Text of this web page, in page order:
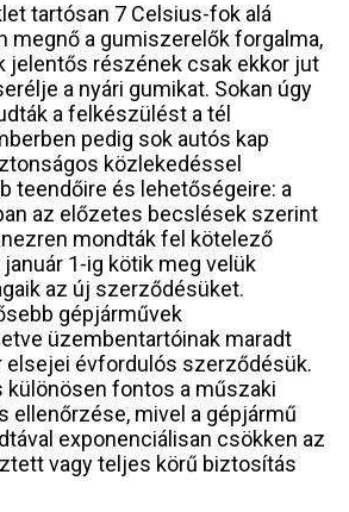
tartósan 7 Celsius-fok alá
megnő a gumiszerelők forgalma,
jelentős részének csak ekkor jut
a nyári gumikat. Sokan úgy
a felkészülést a tél
pedig sok autós kap
közlekedéssel
teendőire és lehetőségeire: a
az előzetes becslések szerint
mondták fel kötelező
1-ig kötik meg velük
az új szerződésüket.
gépjárművek
üzembentartóinak maradt
elsejei évfordulós szerződésük.
különösen fontos a műszaki
ellenőrzése, mivel a gépjármű
exponenciálisan csökken az
vagy teljes körű biztosítás